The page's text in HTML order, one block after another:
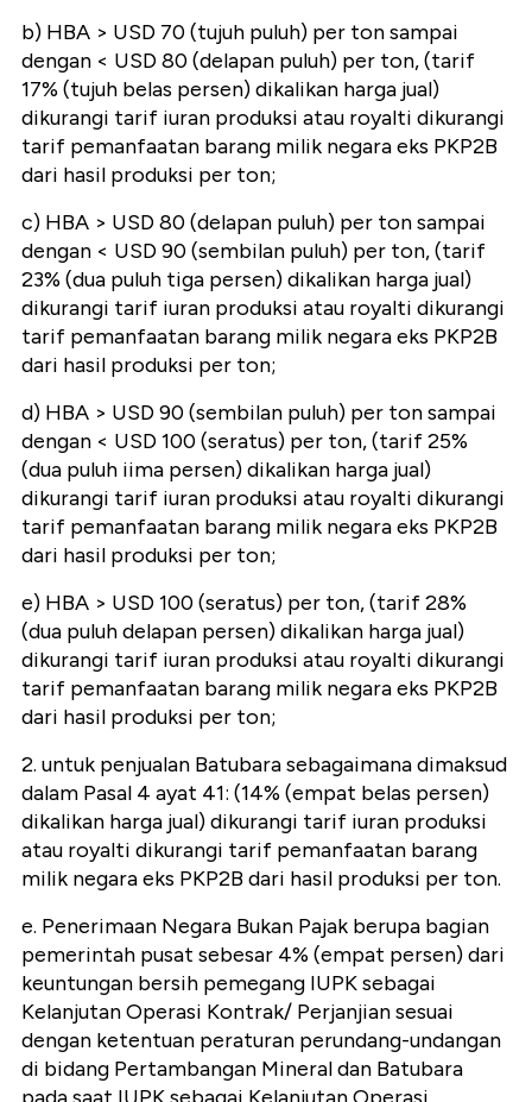
b) HBA > USD 70 (tujuh puluh) per ton sampai
dengan < USD 80 (delapan puluh) per ton, (tarif
17% (tujuh belas persen) dikalikan harga jual)
dikurangi tarif iuran produksi atau royalti dikurangi
tarif pemanfaatan barang milik negara eks PKP2B
dari hasil produksi per ton;
c) HBA > USD 80 (delapan puluh) per ton sampai
dengan < USD 90 (sembilan puluh) per ton, (tarif
23% (dua puluh tiga persen) dikalikan harga jual)
dikurangi tarif iuran produksi atau royalti dikurangi
tarif pemanfaatan barang milik negara eks PKP2B
dari hasil produksi per ton;
d) HBA > USD 90 (sembilan puluh) per ton sampai
dengan < USD 100 (seratus) per ton, (tarif 25%
(dua puluh iima persen) dikalikan harga jual)
dikurangi tarif iuran produksi atau royalti dikurangi
tarif pemanfaatan barang milik negara eks PKP2B
dari hasil produksi per ton;
e) HBA > USD 100 (seratus) per ton, (tarif 28%
(dua puluh delapan persen) dikalikan harga jual)
dikurangi tarif iuran produksi atau royalti dikurangi
tarif pemanfaatan barang milik negara eks PKP2B
dari hasil produksi per ton;
2. untuk penjualan Batubara sebagaimana dimaksud
dalam Pasal 4 ayat 41: (14% (empat belas persen)
dikalikan harga jual) dikurangi tarif iuran produksi
atau royalti dikurangi tarif pemanfaatan barang
milik negara eks PKP2B dari hasil produksi per ton.
e. Penerimaan Negara Bukan Pajak berupa bagian
pemerintah pusat sebesar 4% (empat persen) dari
keuntungan bersih pemegang IUPK sebagai
Kelanjutan Operasi Kontrak/ Perjanjian sesuai
dengan ketentuan peraturan perundang-undangan
di bidang Pertambangan Mineral dan Batubara